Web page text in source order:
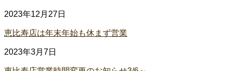
2023年12月27日
恵比寿店は年末年始も休まず営業
2023年3月7日